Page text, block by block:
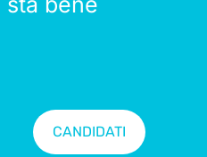
CANDIDATI